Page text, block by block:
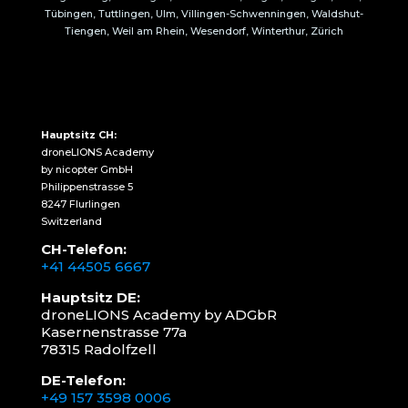
Tübingen, Tuttlingen, Ulm, Villingen-Schwenningen, Waldshut-
Tiengen, Weil am Rhein, Wesendorf, Winterthur, Zürich
Hauptsitz CH:
droneLIONS Academy
by nicopter GmbH
Philippenstrasse 5
8247 Flurlingen
Switzerland
CH-Telefon:
+41 44505 6667
Hauptsitz DE:
droneLIONS Academy by ADGbR
Kasernenstrasse 77a
78315 Radolfzell
DE-Telefon:
+49 157 3598 0006